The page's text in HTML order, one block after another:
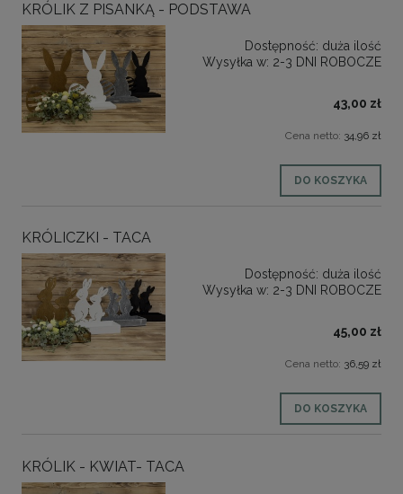
KRÓLIK Z PISANKĄ - PODSTAWA
Dostępność: duża ilość
Wysyłka w: 2-3 DNI ROBOCZE
43,00 zł
Cena netto: 34,96 zł
DO KOSZYKA
KRÓLICZKI - TACA
Dostępność: duża ilość
Wysyłka w: 2-3 DNI ROBOCZE
45,00 zł
Cena netto: 36,59 zł
DO KOSZYKA
KRÓLIK - KWIAT- TACA